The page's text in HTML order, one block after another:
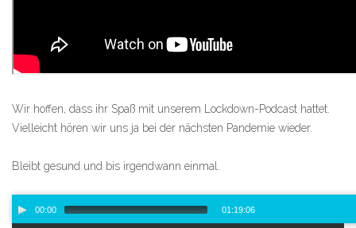
Wir hoffen, dass ihr Spaß mit unserem Lockdown-Podcast hattet.
Vielleicht hören wir uns ja bei der nächsten Pandemie wieder.
Bleibt gesund und bis irgendwann einmal.
Player
00:00 01:19:06